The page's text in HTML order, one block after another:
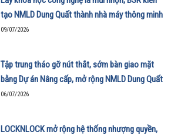
tạo NMLD Dung Quất thành nhà máy thông minh
09/07/2026
Tập trung tháo gỡ nút thắt, sớm bàn giao mặt
bằng Dự án Nâng cấp, mở rộng NMLD Dung Quất
06/07/2026
LOCKNLOCK mở rộng hệ thống nhượng quyền,